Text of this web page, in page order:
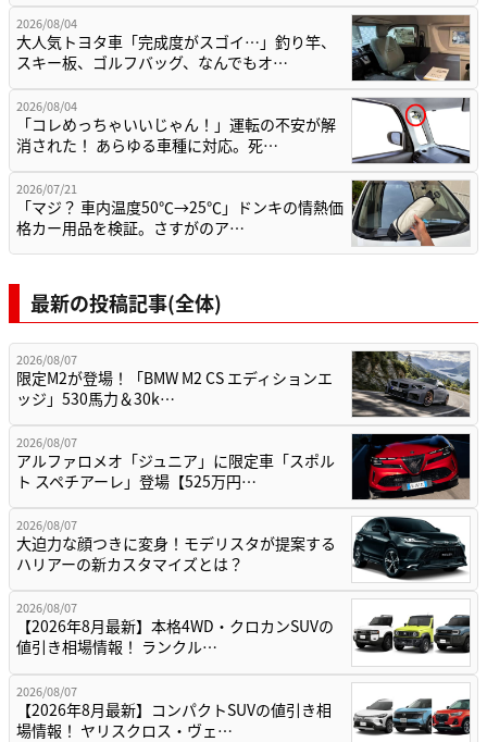
2026/08/04
大人気トヨタ車「完成度がスゴイ…」釣り竿、
スキー板、ゴルフバッグ、なんでもオ…
2026/08/04
「コレめっちゃいいじゃん！」運転の不安が解
消された！ あらゆる車種に対応。死…
2026/07/21
「マジ？ 車内温度50℃→25℃」ドンキの情熱価
格カー用品を検証。さすがのア…
最新の投稿記事(全体)
2026/08/07
限定M2が登場！「BMW M2 CS エディションエ
ッジ」530馬力＆30k…
2026/08/07
アルファロメオ「ジュニア」に限定車「スポル
ト スペチアーレ」登場【525万円…
2026/08/07
大迫力な顔つきに変身！モデリスタが提案する
ハリアーの新カスタマイズとは？
2026/08/07
【2026年8月最新】本格4WD・クロカンSUVの
値引き相場情報！ ランクル…
2026/08/07
【2026年8月最新】コンパクトSUVの値引き相
場情報！ ヤリスクロス・ヴェ…